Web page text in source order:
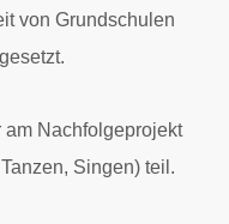
von Grundschulen
Nachfolgeprojekt
Singen) teil.